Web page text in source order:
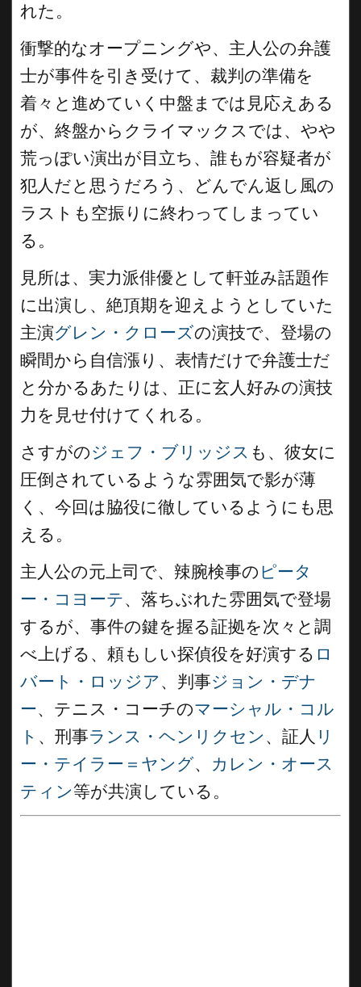
れた。
衝撃的なオープニングや、主人公の弁護
士が事件を引き受けて、裁判の準備を
着々と進めていく中盤までは見応えある
が、終盤からクライマックスでは、やや
荒っぽい演出が目立ち、誰もが容疑者が
犯人だと思うだろう、どんでん返し風の
ラストも空振りに終わってしまってい
る。
見所は、実力派俳優として軒並み話題作
に出演し、絶頂期を迎えようとしていた
主演グレン・クローズの演技で、登場の
瞬間から自信漲り、表情だけで弁護士だ
と分かるあたりは、正に玄人好みの演技
力を見せ付けてくれる。
さすがのジェフ・ブリッジス も、彼女に
圧倒されているような雰囲気で影が薄
く、今回は脇役に徹しているようにも思
える。
主人公の元上司で、辣腕検事の ピータ
ー・コヨーテ、落ちぶれた雰囲気で登場
するが、事件の鍵を握る証拠を次々と調
べ上げる、頼もしい探偵役を好演する ロ
バート・ロッジア、判事ジョン・デナ
ー、テニス・コーチのマーシャル・コル
ト 、刑事ランス・ヘンリクセン 、証人 リ
ー・テイラー＝ヤング、 カレン・オース
ティン等が共演している。